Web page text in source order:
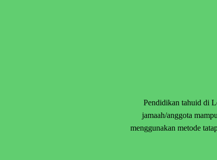
Pendidikan tahuid di
jamaah/anggota
menggunakan metode